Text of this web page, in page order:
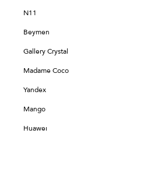
N11
Beymen
Gallery Crystal
Madame Coco
Yandex
Mango
Huaweı